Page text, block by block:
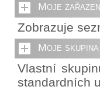
Moje
Zobrazuje
Moje skupina
Vlastní
standardních